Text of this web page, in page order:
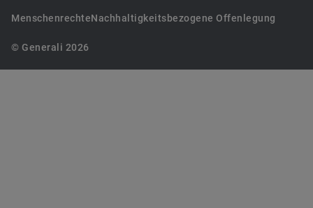
MenschenrechteNachhaltigkeitsbezogene Offenlegung
© Generali 2026